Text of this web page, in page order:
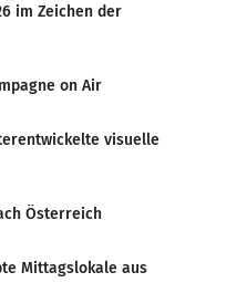
im Zeichen der
on Air
visuelle
Österreich
Mittagslokale aus